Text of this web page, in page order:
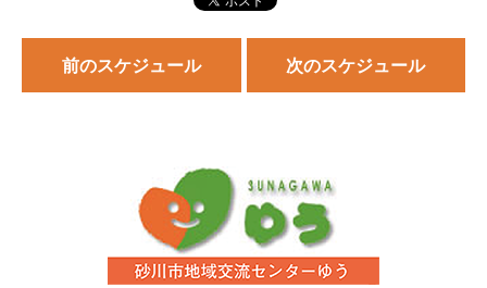
前のスケジュール 次のスケジュール